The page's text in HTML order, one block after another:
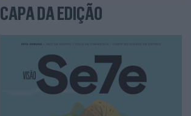
CAPA DA EDIÇÃO